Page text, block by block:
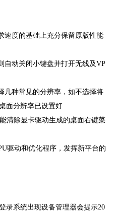
速度的基础上充分保留原版性能
自动关闭小键盘并打开无线及VP
几种常见的分辨率，如不选择将
面分辨率已设置好
清除显卡驱动生成的桌面右键菜
驱动和优化程序，发挥新平台的
录系统出现设备管理器会提示20